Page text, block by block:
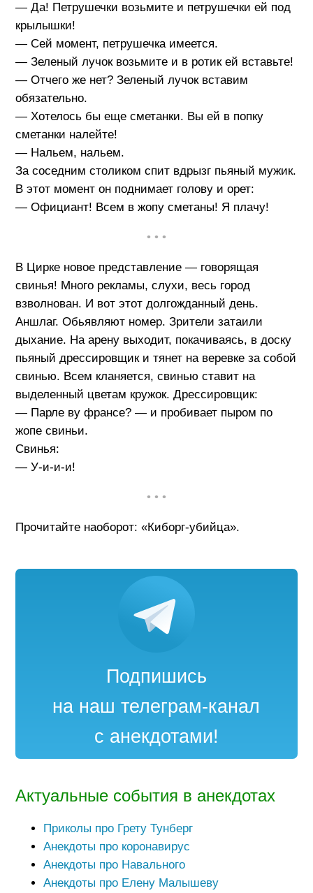
— Да! Петрушечки возьмите и петрушечки ей под
крылышки!
— Сей момент, петрушечка имеется.
— Зеленый лучок возьмите и в ротик ей вставьте!
— Отчего же нет? Зеленый лучок вставим
обязательно.
— Хотелось бы еще сметанки. Вы ей в попку
сметанки налейте!
— Нальем, нальем.
За соседним столиком спит вдрызг пьяный мужик.
В этот момент он поднимает голову и орет:
— Официант! Всем в жопу сметаны! Я плачу!
• • •
В Цирке новое представление — говорящая
свинья! Много рекламы, слухи, весь город
взволнован. И вот этот долгожданный день.
Аншлаг. Обьявляют номер. Зрители затаили
дыхание. На арену выходит, покачиваясь, в доску
пьяный дрессировщик и тянет на веревке за собой
свинью. Всем кланяется, свинью ставит на
выделенный цветам кружок. Дрессировщик:
— Парле ву франсе? — и пробивает пыром по
жопе свиньи.
Свинья:
— У-и-и-и!
• • •
Прочитайте наоборот: «Киборг-убийца».
Подпишись
на наш телеграм-канал
с анекдотами!
Актуальные события в анекдотах
Приколы про Грету Тунберг
Анекдоты про коронавирус
Анекдоты про Навального
Анекдоты про Елену Малышеву